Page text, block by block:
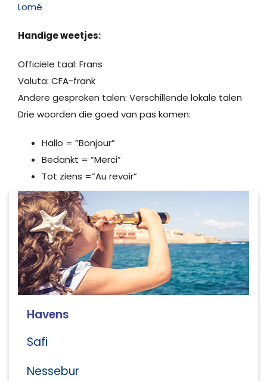
Lomé
Handige weetjes:
Officiële taal: Frans
Valuta: CFA-frank
Andere gesproken talen: Verschillende lokale talen
Drie woorden die goed van pas komen:
Hallo = ”Bonjour”
Bedankt = ”Merci”
Tot ziens =”Au revoir”
Havens
Safi
Nessebur